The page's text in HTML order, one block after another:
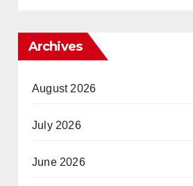
Archives
August 2026
July 2026
June 2026